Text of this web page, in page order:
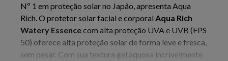
Nº 1 em proteção solar no Japão, apresenta Aqua
Rich. O protetor solar facial e corporal Aqua Rich
Watery Essencecom alta proteção UVA e UVB (FPS
50) oferece alta proteção solar de forma leve e fresca,
sem pesar. Com sua textura gel aquosa incrivelmente